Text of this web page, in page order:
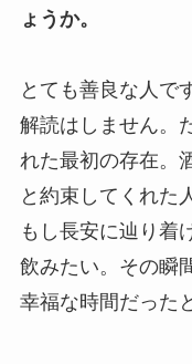
ょうか。
とても善良な人で
解読はしません。
れた最初の存在。
と約束してくれた
もし長安に辿り着
飲みたい。その瞬
幸福な時間だった